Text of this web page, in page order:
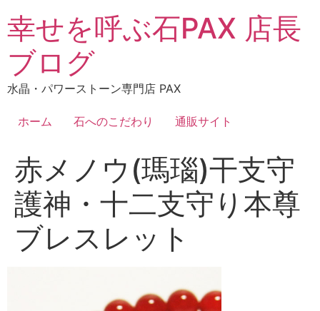
ン
ン
に
幸せを呼ぶ石PAX 店長
ブログ
水晶・パワーストーン専門店 PAX
ホーム 石へのこだわり 通販サイト
赤メノウ(瑪瑙)干支守
護神・十二支守り本尊
ブレスレット